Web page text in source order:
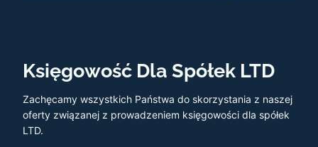
Księgowość Dla Spółek LTD
Zachęcamy wszystkich Państwa do skorzystania z naszej
oferty związanej z prowadzeniem księgowości dla spółek
LTD.